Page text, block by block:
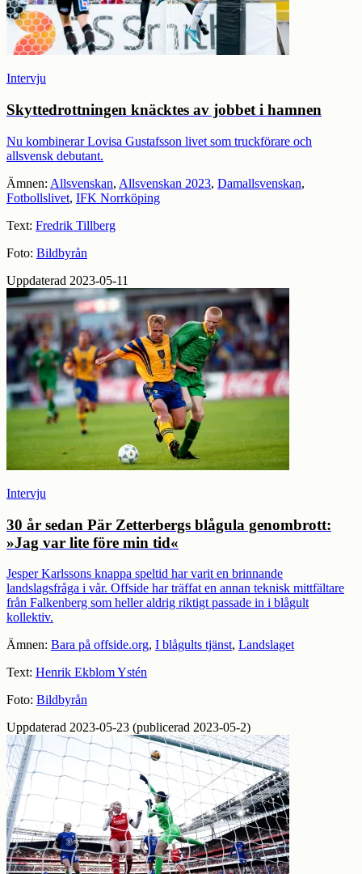
Intervju
Skytte­drottningen knäcktes av jobbet i hamnen
Nu kombinerar Lovisa Gustafsson livet som truckförare och
allsvensk debutant.
Ämnen: Allsvenskan, Allsvenskan 2023, Damallsvenskan,
Fotbollslivet, IFK Norrköping
Text: Fredrik Tillberg
Foto: Bildbyrån
Uppdaterad 2023-05-11
Intervju
30 år sedan Pär Zetterbergs blågula genombrott:
»Jag var lite före min tid«
Jesper Karlssons knappa speltid har varit en brinnande
landslagsfråga i vår. Offside har träffat en annan teknisk mittfältare
från Falkenberg som heller aldrig riktigt passade in i blågult
kollektiv.
Ämnen: Bara på offside.org, I blågults tjänst, Landslaget
Text: Henrik Ekblom Ystén
Foto: Bildbyrån
Uppdaterad 2023-05-23 (publicerad 2023-05-2)